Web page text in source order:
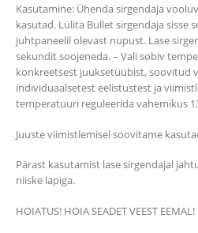
Kasutamine: Ühenda sirgendaja
kasutad. Lülita Bullet sirgendaja sisse
juhtpaneelil olevast nupust. Lase
sekundit soojeneda. – Vali sobiv
konkreetsest juuksetüübist, soovitud
individuaalsetest eelistustest ja
temperatuuri reguleerida vahemikus
Juuste viimistlemisel soovitame
Pärast kasutamist lase sirgendajal
niiske lapiga.
HOIATUS! HOIA SEADET VEEST EEMAL!